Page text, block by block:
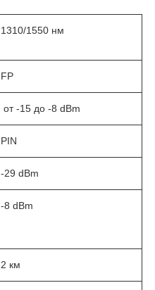
1310/1550 нм
FP
от -15 до -8 dBm
PIN
-29 dBm
-8 dBm
2 км